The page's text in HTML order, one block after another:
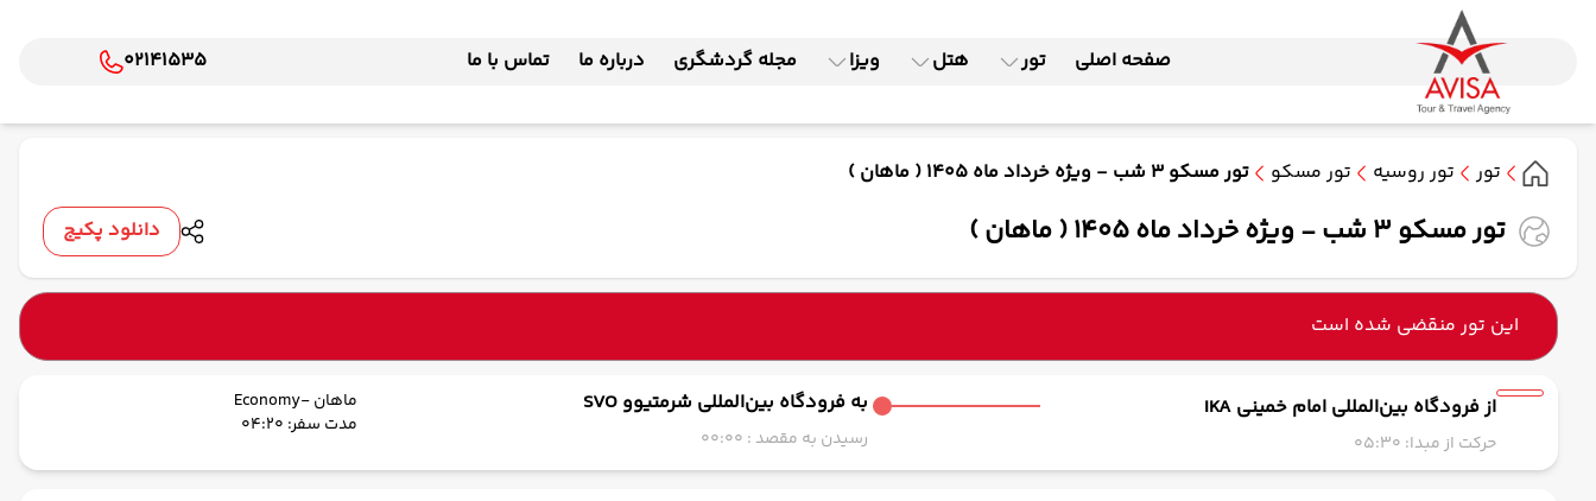
صفحه اصلی تور هتل ویزا مجله گردشگری درباره ما تماس با ما 02141535
تور تور روسیه تور مسکو تور مسکو 3 شب - ویژه خرداد ماه 1405 ( ماهان )
تور مسکو 3 شب - ویژه خرداد ماه 1405 ( ماهان ) دانلود پکیج
این تور منقضی شده است
از فرودگاه بین‌المللی امام خمینی IKA
حرکت از مبدا: 05:30
به فرودگاه بین‌المللی شرمتیوو SVO
رسیدن به مقصد : 00:00
ماهان -Economy
مدت سفر: 04:20